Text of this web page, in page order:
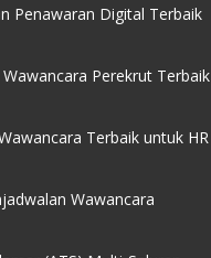
Penawaran Digital Terbaik
Perekrut Terbaik
Terbaik untuk HR
Wawancara